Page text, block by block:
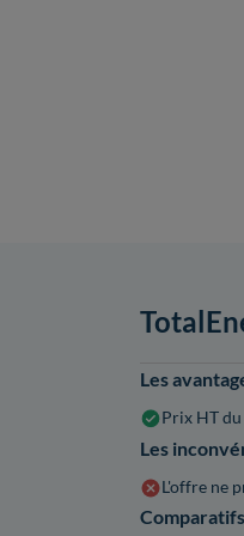
Les
Prix HT
Les
L'offre ne